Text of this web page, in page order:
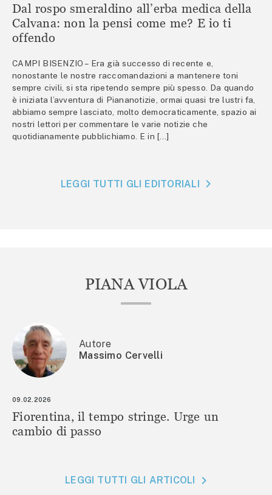
Dal rospo smeraldino all’erba medica della
Calvana: non la pensi come me? E io ti
offendo
CAMPI BISENZIO – Era già successo di recente e,
nonostante le nostre raccomandazioni a mantenere toni
sempre civili, si sta ripetendo sempre più spesso. Da quando
è iniziata l’avventura di Piananotizie, ormai quasi tre lustri fa,
abbiamo sempre lasciato, molto democraticamente, spazio ai
nostri lettori per commentare le varie notizie che
quotidianamente pubblichiamo. E in […]
LEGGI TUTTI GLI EDITORIALI
PIANA VIOLA
Autore
Massimo Cervelli
09.02.2026
Fiorentina, il tempo stringe. Urge un
cambio di passo
LEGGI TUTTI GLI ARTICOLI